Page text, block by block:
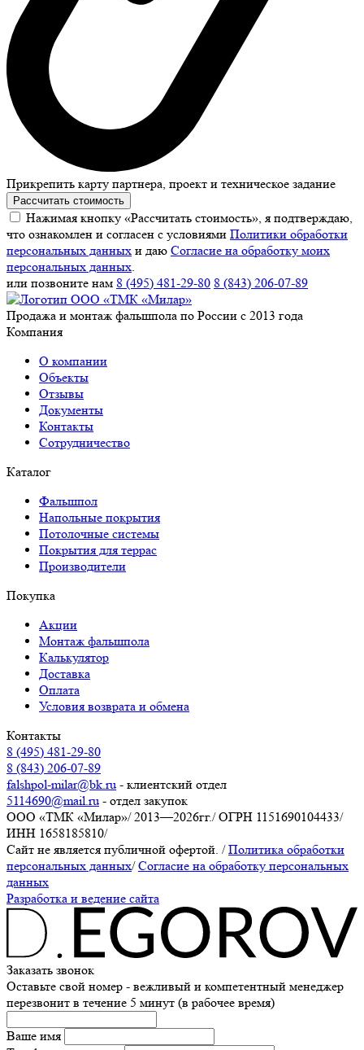
Прикрепить карту партнера, проект и техническое задание
Рассчитать стоимость
Нажимая кнопку «Рассчитать стоимость», я подтверждаю,
что ознакомлен и согласен с условиями Политики обработки
персональных данных и даю Согласие на обработку моих
персональных данных.
или позвоните нам 8 (495) 481-29-80 8 (843) 206-07-89
Продажа и монтаж фальшпола по России с 2013 года
Компания
О компании
Объекты
Отзывы
Документы
Контакты
Сотрудничество
Каталог
Фальшпол
Напольные покрытия
Потолочные системы
Покрытия для террас
Производители
Покупка
Акции
Монтаж фальшпола
Калькулятор
Доставка
Оплата
Условия возврата и обмена
Контакты
8 (495) 481-29-80
8 (843) 206-07-89
falshpol-milar@bk.ru - клиентский отдел
5114690@mail.ru - отдел закупок
ООО «ТМК «Милар»/ 2013—2026гг./ОГРН 1151690104433/
ИНН 1658185810/
Сайт не является публичной офертой. / Политика обработки
персональных данных/ Согласие на обработку персональных
данных
Разработка и ведение сайта
Заказать звонок
Оставьте свой номер - вежливый и компетентный менеджер
перезвонит в течение 5 минут (в рабочее время)
Ваше имя